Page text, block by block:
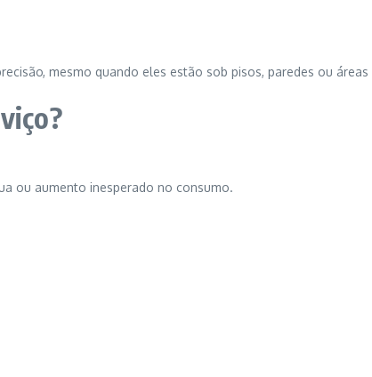
mesmo quando eles estão sob pisos, paredes ou áreas
ou aumento inesperado no consumo.